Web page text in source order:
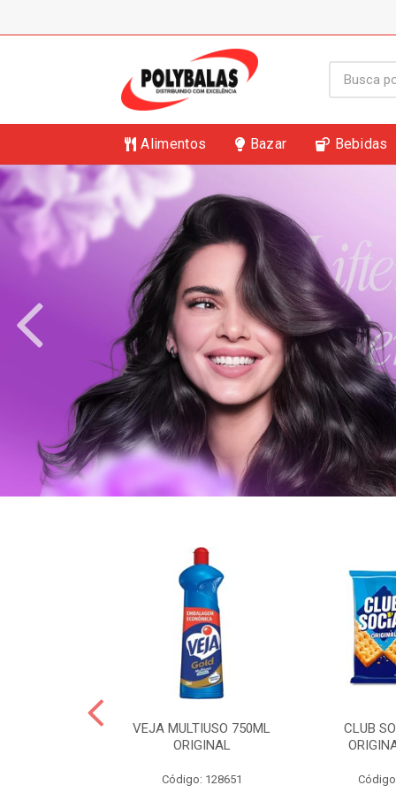
Alimentos Bazar Bebidas
VEJA MULTIUSO 750ML
ORIGINAL
Código: 128651
CLUB